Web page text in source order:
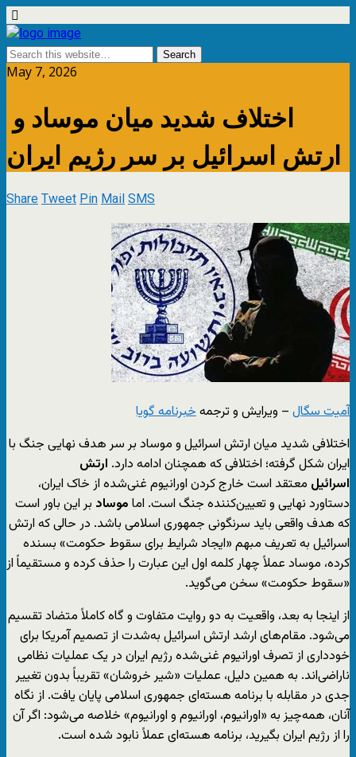
May 7, 2026
ارتش اسرائیل بر سر رژیم ایران
ShareTweetPinMailSMS
آمیت سگال – ویرایش و ترجمهخبرنامه گویا
اختلافی شدید میان ارتش اسرائیل و موساد بر سر هدف نهایی جنگ با
ایران شکل گرفته؛ اختلافی که همچنان ادامه دارد. ارتش
اسرائیل معتقد است خارج کردن اورانیوم غنی‌شده از خاک ایران،
دستاورد نهایی و تعیین‌کننده جنگ است. اما موساد بر این باور است
که هدف واقعی باید سرنگونی جمهوری اسلامی باشد. در حالی که ارتش
اسرائیل به تعریف مبهم «ایجاد شرایط برای سقوط حکومت» بسنده
کرده، موساد عملاً چهار کلمه اول این عبارت را حذف کرده و مستقیماً از
«سقوط حکومت» سخن می‌گوید.
از اینجا به بعد، واقعیت به دو روایت متفاوت و گاه کاملاً متضاد تقسیم
می‌شود. مقام‌های ارشد ارتش اسرائیل به‌شدت از تصمیم آمریکا برای
خودداری از تصرف اورانیوم غنی‌شده رژیم ایران در یک عملیات نظامی
ناراضی‌اند. به همین دلیل، عملیات «شیر خروشان» تقریباً بدون تغییر
جدی در مقابله با برنامه هسته‌ای جمهوری اسلامی پایان یافت. از نگاه
آنان، همه‌چیز به «اورانیوم، اورانیوم و اورانیوم» خلاصه می‌شود: اگر آن
را از رژیم ایران بگیرید، برنامه هسته‌ای عملاً نابود شده است.